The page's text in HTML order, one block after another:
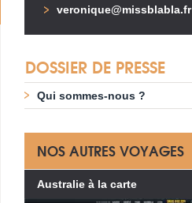
veronique@missblabla.fr
DOSSIER DE PRESSE
Qui sommes-nous ?
NOS AUTRES VOYAGES
Australie à la carte